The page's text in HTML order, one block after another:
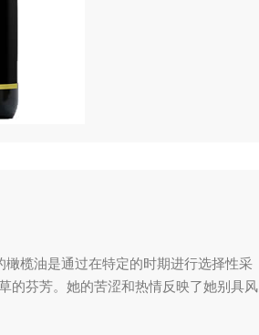
榄油是通过在特定的时期进行选择性采
的芬芳。她的苦涩和热情反映了她别具风